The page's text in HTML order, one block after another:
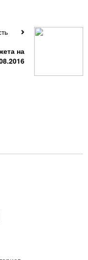
на